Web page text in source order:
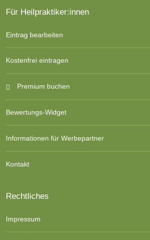
Für Heilpraktiker:innen
Eintrag bearbeiten
Kostenfrei eintragen
Premium buchen
Bewertungs-Widget
Informationen für Werbepartner
Kontakt
Rechtliches
Impressum